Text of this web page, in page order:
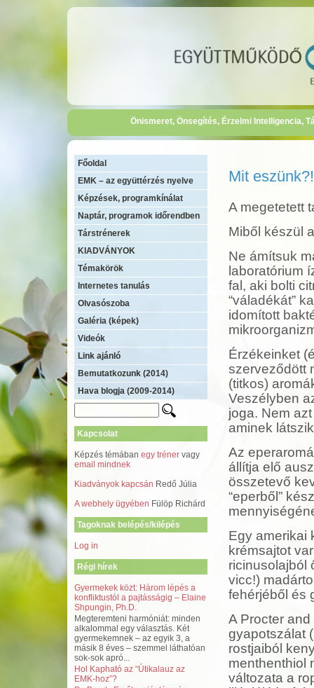
Önismeret, Önsegítés, Érzelmi Intelligencia,
Főoldal
EMK – az együttérzés nyelve
Képzések, programkínálat
Naptár, programok időrendben
Társtrénerek
KIADVÁNYOK
Témakörök
Internetes tanulás
Olvasószoba
Galéria (képek)
Videók
Link ajánló
Bemutatkozunk (2014)
Hava blogja (2009-2014)
Kapcsolat
Képzés témában egy tréner vagy
email mindnek
Kiadványok kapcsán Redő Júlia
A webhely ügyében Fülöp Richárd
Tagoknak belépés/kilépés
Log in
Régi hírek
Gyermekek közt: Három lépés a
konfliktustól a pajtásságig – Elaine
Shpungin, Ph.D.
Megteremteni harmóniát: minden
alkalommal egy választás. Két
gyermekemnek – az egyik 3, a
másik 8 éves – szemmel láthatóan
sok-sok apró...
Hol Kapható az “Útikalauz az
EMK-hoz”?
Mit eszünk?!
A megetetett
Miből készül
Ne ámítsuk
laboratórium
fal, aki bolti
“váladékát”
idomított
Érzékeinket
szerveződött
(titkos)
Veszélyben
joga. Nem
aminek
Az
állítja elő
összetevő
“eperből”
Egy amerikai
krémsajtot
ricinusolajból
vicc!)
fehérjéből és
A Procter
gyapotszálat
rostjaiból
menthenthiol
változata a